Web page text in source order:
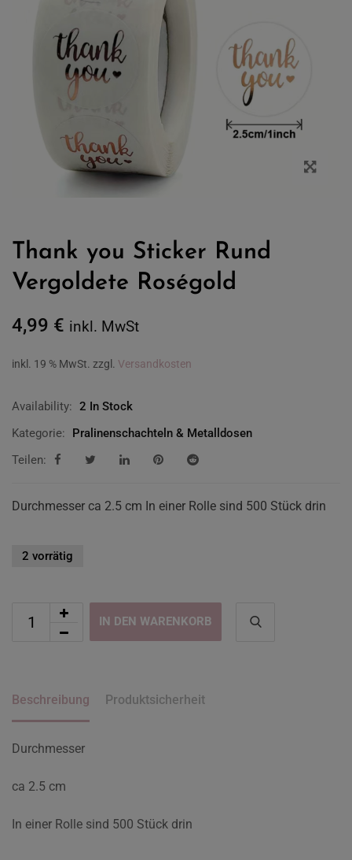
Thank you Sticker Rund
Vergoldete Roségold
4,99 € inkl. MwSt
inkl. 19 % MwSt. zzgl. Versandkosten
Availability: 2 In Stock
Kategorie:
Pralinenschachteln & Metalldosen
Teilen:
Durchmesser ca 2.5 cm In einer Rolle sind 500 Stück drin
2 vorrätig
IN DEN WARENKORB
Beschreibung Produktsicherheit
Durchmesser
ca 2.5 cm
In einer Rolle sind 500 Stück drin